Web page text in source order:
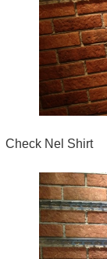
Check Nel Shirt